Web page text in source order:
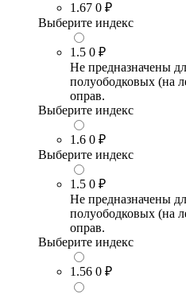
1.67 0 ₽
Выберите индекс
1.5 0 ₽
Не предназначены
полуободковых (на
оправ.
Выберите индекс
1.6 0 ₽
Выберите индекс
1.5 0 ₽
Не предназначены
полуободковых (на
оправ.
Выберите индекс
1.56 0 ₽